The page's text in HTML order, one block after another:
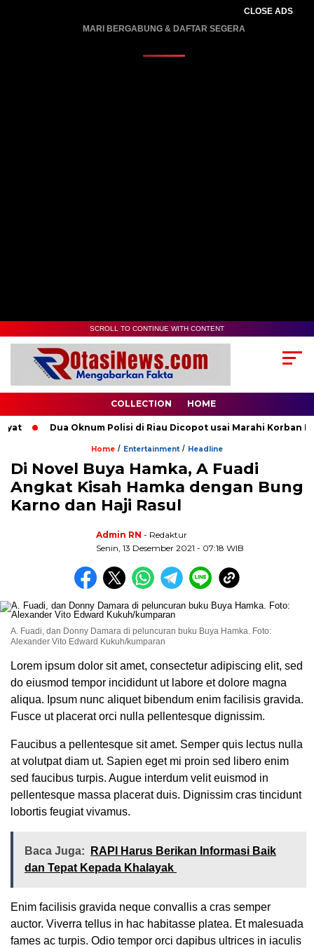
CLOSE ADS
MARI BERGABUNG & DAFTAR SEGERA
SCROLL TO CONTINUE WITH CONTENT
COLLECTION HOME
Dua Oknum Polisi di Riau Dicopot usai Marahi Korban
Home / Entertainment/ Headline
Di Novel Buya Hamka, A Fuadi
Angkat Kisah Hamka dengan Bung
Karno dan Haji Rasul
Admin RN - Redaktur
Senin, 13 Desember 2021 - 07:18 WIB
A. Fuadi, dan Donny Damara di peluncuran buku Buya Hamka. Foto:
Alexander Vito Edward Kukuh/kumparan
Lorem ipsum dolor sit amet, consectetur adipiscing elit, sed
do eiusmod tempor incididunt ut labore et dolore magna
aliqua. Ipsum nunc aliquet bibendum enim facilisis gravida.
Fusce ut placerat orci nulla pellentesque dignissim.
Faucibus a pellentesque sit amet. Semper quis lectus nulla
at volutpat diam ut. Sapien eget mi proin sed libero enim
sed faucibus turpis. Augue interdum velit euismod in
pellentesque massa placerat duis. Dignissim cras tincidunt
lobortis feugiat vivamus.
Baca Juga:
RAPI Harus Berikan Informasi Baik
dan Tepat Kepada Khalayak
Enim facilisis gravida neque convallis a cras semper
auctor. Viverra tellus in hac habitasse platea. Et malesuada
fames ac turpis. Odio tempor orci dapibus ultrices in iaculis